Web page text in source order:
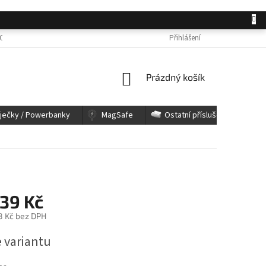
ÚDAJŮ KONTAKTY
Přihlášení
NÁKUPNÍ
Prázdný košík
/ Powerbanky MagSafe Ostatní příslušenství
Kč
Kč bez DPH
variantu